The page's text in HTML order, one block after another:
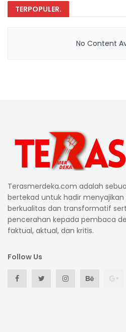
TERPOPULER.
No Content
Terasmerdeka.com adalah
bertekad untuk hadir
berkualitas dan transformatif
pencerahan kepada pembaca
faktual, aktual, dan kritis.
Follow Us